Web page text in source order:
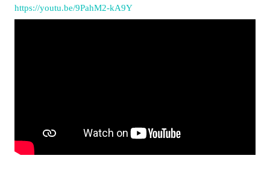
https://youtu.be/9PahM2-kA9Y